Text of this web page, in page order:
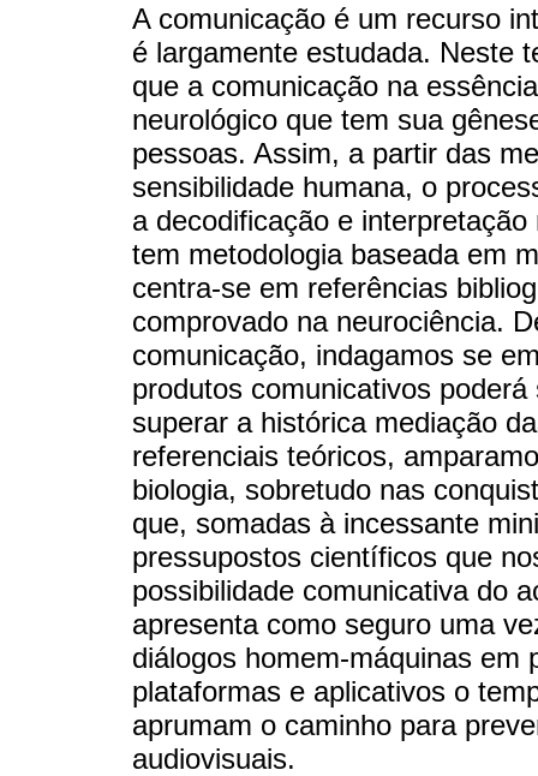
A comunicação é um recurso
é largamente estudada. Neste
que a comunicação na
neurológico que tem sua
pessoas. Assim, a partir das
sensibilidade humana, o
a decodificação e
tem metodologia baseada em
centra-se em referências
comprovado na neurociência.
comunicação, indagamos se
produtos comunicativos
superar a histórica mediação
referenciais teóricos,
biologia, sobretudo nas
que, somadas à incessante
pressupostos científicos que
possibilidade comunicativa do
apresenta como seguro uma
diálogos homem-máquinas em
plataformas e aplicativos o
aprumam o caminho para
audiovisuais.